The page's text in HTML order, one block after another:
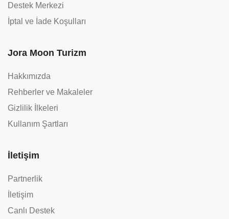
Destek Merkezi
İptal ve İade Koşulları
Jora Moon Turizm
Hakkımızda
Rehberler ve Makaleler
Gizlilik İlkeleri
Kullanım Şartları
İletişim
Partnerlik
İletişim
Canlı Destek